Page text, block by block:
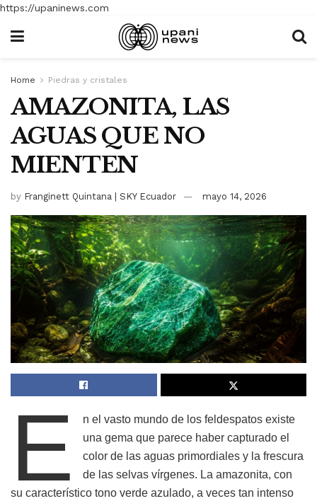
https://upaninews.com
Home Piedras y cristales
AMAZONITA, LAS
AGUAS QUE NO
MIENTEN
by Franginett Quintana | SKY Ecuador mayo 14, 2026
E
n el vasto mundo de los feldespatos existe
una gema que parece haber capturado el
color de las aguas primordiales y la frescura
de las selvas vírgenes. La amazonita, con
su característico tono verde azulado, a veces tan intenso